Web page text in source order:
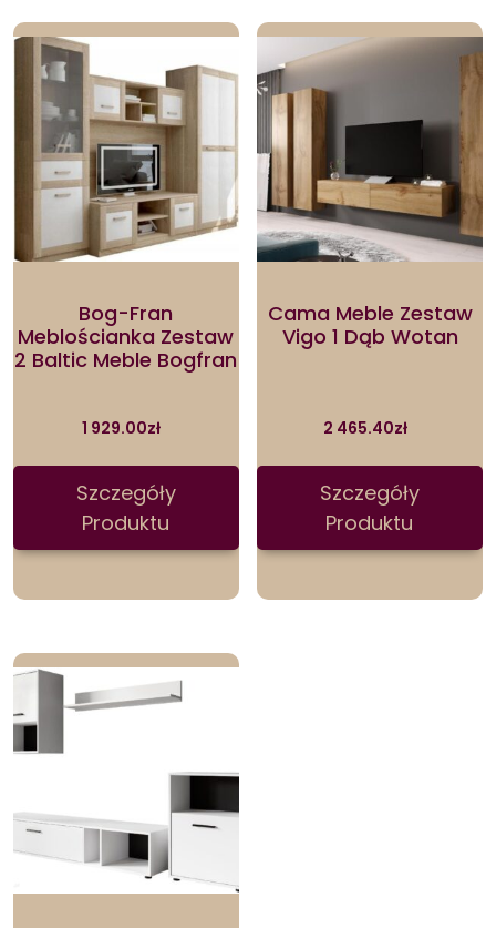
Bog-Fran
Meblościanka Zestaw
2 Baltic Meble Bogfran
1 929.00zł
Szczegóły
Produktu
Cama Meble Zestaw
Vigo 1 Dąb Wotan
2 465.40zł
Szczegóły
Produktu